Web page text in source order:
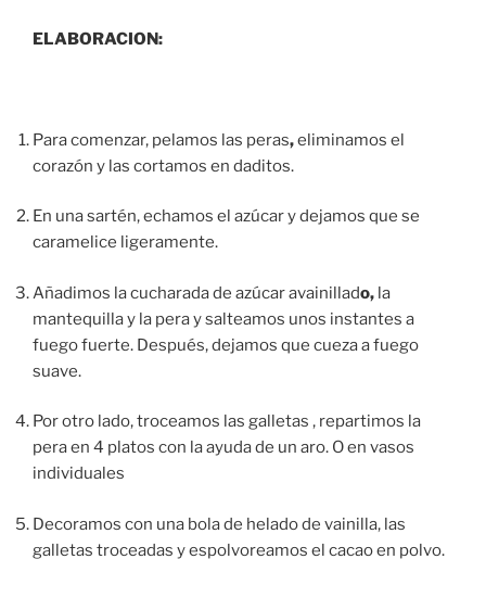
ELABORACION:
Para comenzar, pelamos las peras,eliminamos el
corazón y las cortamos en daditos.
En una sartén,echamos el azúcar y dejamos que se
caramelice ligeramente.
Añadimos la cucharada de azúcar avainillado, la
mantequilla y la pera y salteamos unos instantes a
fuego fuerte. Después, dejamos que cueza a fuego
suave.
Por otro lado, troceamos las galletas , repartimos la
pera en 4 platos con la ayuda de un aro. O en vasos
individuales
Decoramos con una bola de helado de vainilla, las
galletas troceadas y espolvoreamos el cacao en polvo.